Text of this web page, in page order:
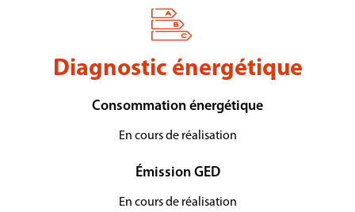
Diagnostic énergétique
Consommation énergétique
En cours de réalisation
Émission GED
En cours de réalisation